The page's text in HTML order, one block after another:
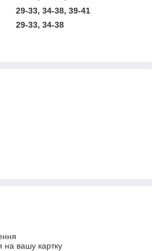
29-33, 34-38, 39-41
29-33, 34-38
на вашу картку